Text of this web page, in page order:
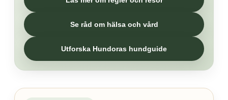
Se råd om hälsa och vård
Utforska Hundoras hundguide